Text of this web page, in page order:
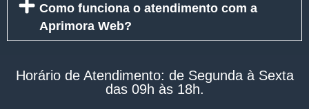
Como funciona o atendimento com a
Aprimora Web?
Horário de Atendimento: de Segunda à Sexta
das 09h às 18h.​